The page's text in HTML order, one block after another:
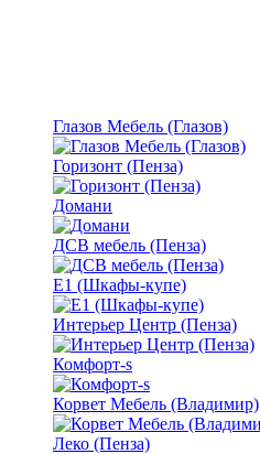
Глазов Мебель (Глазов)
Горизонт (Пенза)
Домани
ДСВ мебель (Пенза)
Е1 (Шкафы-купе)
Интерьер Центр (Пенза)
Комфорт-s
Корвет Мебель (Владимир)
Леко (Пенза)